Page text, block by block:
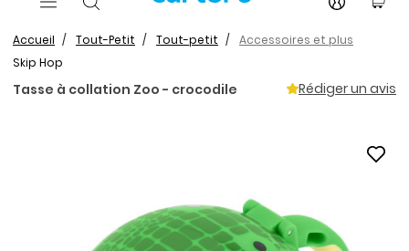
Accueil Tout-Petit Tout-petit
Accessoires et plus
Skip Hop
Tasse à collation Zoo - crocodile Rédiger un avis